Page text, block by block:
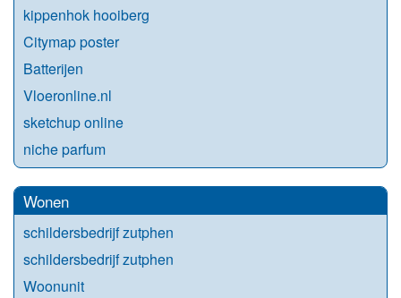
kippenhok hooiberg
Citymap poster
Batterijen
Vloeronline.nl
sketchup online
niche parfum
Wonen
schildersbedrijf zutphen
schildersbedrijf zutphen
Woonunit